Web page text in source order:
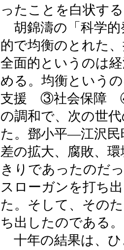
ったことを白状す
胡錦濤の「科学的
的で均衡のとれた
全面的というのは
める。均衡という
支援 ③社会保障
の調和で、次の世
た。鄧小平―江沢
差の拡大、腐敗、
きりであったのだ
スローガンを打ち
た。そして、その
ち出したのである。
十年の結果は、ひ